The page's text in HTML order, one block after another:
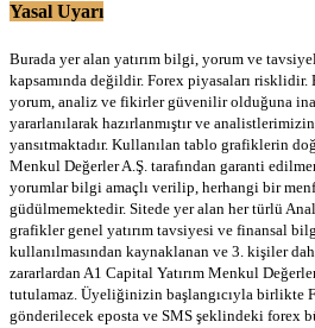
Yasal Uyarı
Burada yer alan yatırım bilgi, yorum ve
kapsamında değildir. Forex piyasaları
yorum, analiz ve fikirler güvenilir olduğuna
yararlanılarak hazırlanmıştır ve
yansıtmaktadır. Kullanılan tablo grafiklerin
Menkul Değerler A.Ş. tarafından garanti
yorumlar bilgi amaçlı verilip, herhangi bir
güdülmemektedir. Sitede yer alan her türlü
grafikler genel yatırım tavsiyesi ve finansal
kullanılmasından kaynaklanan ve 3. kişiler
zararlardan A1 Capital Yatırım Menkul
tutulamaz. Üyeliğinizin başlangıcıyla birlikte
gönderilecek eposta ve SMS şeklindeki forex